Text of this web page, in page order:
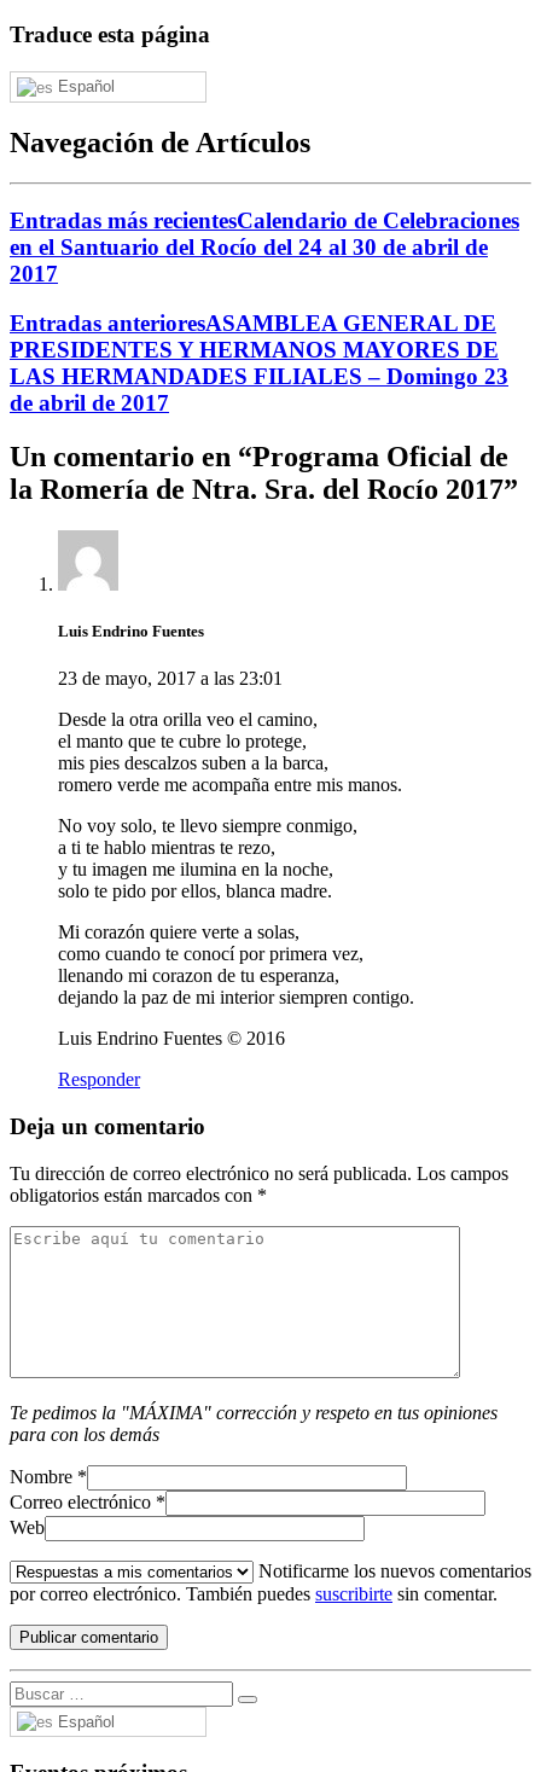
Traduce esta página
Español
Navegación de Artículos
Entradas más recientesCalendario de Celebraciones
en el Santuario del Rocío del 24 al 30 de abril de
2017
Entradas anterioresASAMBLEA GENERAL DE
PRESIDENTES Y HERMANOS MAYORES DE
LAS HERMANDADES FILIALES – Domingo 23
de abril de 2017
Un comentario en “Programa Oficial de
la Romería de Ntra. Sra. del Rocío 2017”
Luis Endrino Fuentes
23 de mayo, 2017 a las 23:01
Desde la otra orilla veo el camino,
el manto que te cubre lo protege,
mis pies descalzos suben a la barca,
romero verde me acompaña entre mis manos.
No voy solo, te llevo siempre conmigo,
a ti te hablo mientras te rezo,
y tu imagen me ilumina en la noche,
solo te pido por ellos, blanca madre.
Mi corazón quiere verte a solas,
como cuando te conocí por primera vez,
llenando mi corazon de tu esperanza,
dejando la paz de mi interior siempren contigo.
Luis Endrino Fuentes © 2016
Responder
Deja un comentario
Tu dirección de correo electrónico no será publicada. Los campos
obligatorios están marcados con *
Te pedimos la "MÁXIMA" corrección y respeto en tus opiniones
para con los demás
Nombre *
Correo electrónico *
Web
Notificarme los nuevos comentarios
por correo electrónico. También puedes suscribirte sin comentar.
Español